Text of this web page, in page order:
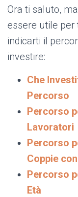
Ora ti saluto,
essere utile per
indicarti il
investire:
Che
Percorso
Percorso
Lavoratori
Percorso
Coppie
Percorso
Età